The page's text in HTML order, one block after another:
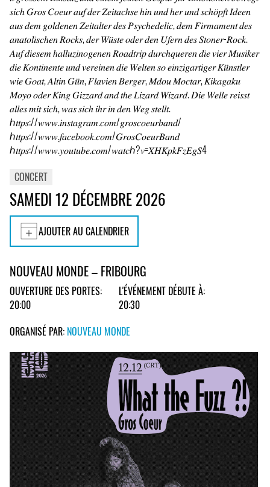
𝑠𝑖𝑐ℎ 𝐺𝑟𝑜𝑠 𝐶𝑜𝑒𝑢𝑟 𝑎𝑢𝑓 𝑑𝑒𝑟 𝑍𝑒𝑖𝑡𝑎𝑐ℎ𝑠𝑒 ℎ𝑖𝑛 𝑢𝑛𝑑 ℎ𝑒𝑟 𝑢𝑛𝑑 𝑠𝑐ℎ𝑜̈𝑝𝑓𝑡 𝐼𝑑𝑒𝑒𝑛
𝑎𝑢𝑠 𝑑𝑒𝑚 𝑔𝑜𝑙𝑑𝑒𝑛𝑒𝑛 𝑍𝑒𝑖𝑡𝑎𝑙𝑡𝑒𝑟 𝑑𝑒𝑠 𝑃𝑠𝑦𝑐ℎ𝑒𝑑𝑒𝑙𝑖𝑐, 𝑑𝑒𝑚 𝐹𝑖𝑟𝑚𝑎𝑚𝑒𝑛𝑡 𝑑𝑒𝑠
𝑎𝑛𝑎𝑡𝑜𝑙𝑖𝑠𝑐ℎ𝑒𝑛 𝑅𝑜𝑐𝑘𝑠, 𝑑𝑒𝑟 𝑊𝑢̈𝑠𝑡𝑒 𝑜𝑑𝑒𝑟 𝑑𝑒𝑛 𝑈𝑓𝑒𝑟𝑛 𝑑𝑒𝑠 𝑆𝑡𝑜𝑛𝑒𝑟-𝑅𝑜𝑐𝑘.
𝐴𝑢𝑓 𝑑𝑖𝑒𝑠𝑒𝑚 ℎ𝑎𝑙𝑙𝑢𝑧𝑖𝑛𝑜𝑔𝑒𝑛𝑒𝑛 𝑅𝑜𝑎𝑑𝑡𝑟𝑖𝑝 𝑑𝑢𝑟𝑐ℎ𝑞𝑢𝑒𝑟𝑒𝑛 𝑑𝑖𝑒 𝑣𝑖𝑒𝑟 𝑀𝑢𝑠𝑖𝑘𝑒𝑟
𝑑𝑖𝑒 𝐾𝑜𝑛𝑡𝑖𝑛𝑒𝑛𝑡𝑒 𝑢𝑛𝑑 𝑣𝑒𝑟𝑒𝑖𝑛𝑒𝑛 𝑑𝑖𝑒 𝑊𝑒𝑙𝑡𝑒𝑛 𝑠𝑜 𝑒𝑖𝑛𝑧𝑖𝑔𝑎𝑟𝑡𝑖𝑔𝑒𝑟 𝐾𝑢̈𝑛𝑠𝑡𝑙𝑒𝑟
𝑤𝑖𝑒 𝐺𝑜𝑎𝑡, 𝐴𝑙𝑡𝑖𝑛 𝐺𝑢̈𝑛, 𝐹𝑙𝑎𝑣𝑖𝑒𝑛 𝐵𝑒𝑟𝑔𝑒𝑟, 𝑀𝑑𝑜𝑢 𝑀𝑜𝑐𝑡𝑎𝑟, 𝐾𝑖𝑘𝑎𝑔𝑎𝑘𝑢
𝑀𝑜𝑦𝑜 𝑜𝑑𝑒𝑟 𝐾𝑖𝑛𝑔 𝐺𝑖𝑧𝑧𝑎𝑟𝑑 𝑎𝑛𝑑 𝑡ℎ𝑒 𝐿𝑖𝑧𝑎𝑟𝑑 𝑊𝑖𝑧𝑎𝑟𝑑. 𝐷𝑖𝑒 𝑊𝑒𝑙𝑙𝑒 𝑟𝑒𝑖𝑠𝑠𝑡
𝑎𝑙𝑙𝑒𝑠 𝑚𝑖𝑡 𝑠𝑖𝑐ℎ, 𝑤𝑎𝑠 𝑠𝑖𝑐ℎ 𝑖ℎ𝑟 𝑖𝑛 𝑑𝑒𝑛 𝑊𝑒𝑔 𝑠𝑡𝑒𝑙𝑙𝑡.
ℎ𝑡𝑡𝑝𝑠://𝑤𝑤𝑤.𝑖𝑛𝑠𝑡𝑎𝑔𝑟𝑎𝑚.𝑐𝑜𝑚/𝑔𝑟𝑜𝑠𝑐𝑜𝑒𝑢𝑟𝑏𝑎𝑛𝑑/
ℎ𝑡𝑡𝑝𝑠://𝑤𝑤𝑤.𝑓𝑎𝑐𝑒𝑏𝑜𝑜𝑘.𝑐𝑜𝑚/𝐺𝑟𝑜𝑠𝐶𝑜𝑒𝑢𝑟𝐵𝑎𝑛𝑑
ℎ𝑡𝑡𝑝𝑠://𝑤𝑤𝑤.𝑦𝑜𝑢𝑡𝑢𝑏𝑒.𝑐𝑜𝑚/𝑤𝑎𝑡𝑐ℎ?𝑣=𝑋𝐻𝐾𝑝𝑘𝐹𝑧𝐸𝑔𝑆4
CONCERT
SAMEDI 12 DÉCEMBRE 2026
AJOUTER AU CALENDRIER
NOUVEAU MONDE – FRIBOURG
OUVERTURE DES PORTES:
20:00
L'ÉVÉNEMENT DÉBUTE À:
20:30
ORGANISÉ PAR: NOUVEAU MONDE